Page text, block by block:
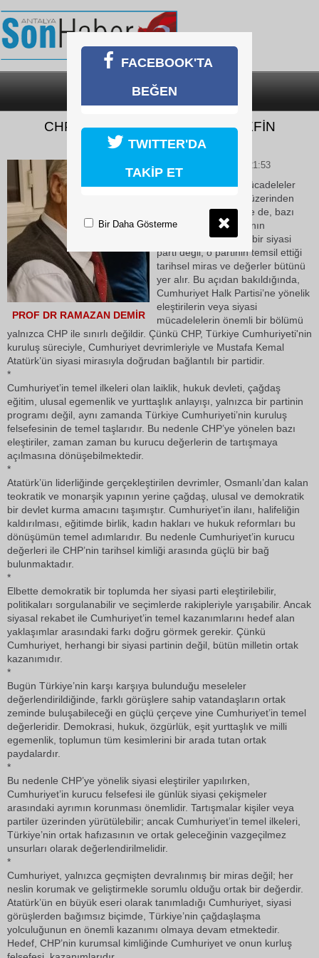
SON DAKİKA
CHP'YE YÖNELEN SİYASİ HEDEFİN
ARDINDAKİ GERÇEK
PROF DR RAMAZAN DEMİR
31 Mayıs 2026 Pazar 21:53
Türkiye’de siyasal mücadeleler
çoğu zaman partiler üzerinden
yürütülür gibi görünse de, bazı
dönemlerde tartışmanın
merkezinde yalnızca bir siyasi
parti değil, o partinin temsil ettiği
tarihsel miras ve değerler bütünü
yer alır. Bu açıdan bakıldığında,
Cumhuriyet Halk Partisi’ne yönelik
eleştirilerin veya siyasi
mücadelelerin önemli bir bölümü
yalnızca CHP ile sınırlı değildir. Çünkü CHP, Türkiye Cumhuriyeti'nin
kuruluş süreciyle, Cumhuriyet devrimleriyle ve Mustafa Kemal
Atatürk’ün siyasi mirasıyla doğrudan bağlantılı bir partidir.
*
Cumhuriyet’in temel ilkeleri olan laiklik, hukuk devleti, çağdaş
eğitim, ulusal egemenlik ve yurttaşlık anlayışı, yalnızca bir partinin
programı değil, aynı zamanda Türkiye Cumhuriyeti’nin kuruluş
felsefesinin de temel taşlarıdır. Bu nedenle CHP’ye yönelen bazı
eleştiriler, zaman zaman bu kurucu değerlerin de tartışmaya
açılmasına dönüşebilmektedir.
*
Atatürk’ün liderliğinde gerçekleştirilen devrimler, Osmanlı’dan kalan
teokratik ve monarşik yapının yerine çağdaş, ulusal ve demokratik
bir devlet kurma amacını taşımıştır. Cumhuriyet’in ilanı, halifeliğin
kaldırılması, eğitimde birlik, kadın hakları ve hukuk reformları bu
dönüşümün temel adımlarıdır. Bu nedenle Cumhuriyet’in kurucu
değerleri ile CHP’nin tarihsel kimliği arasında güçlü bir bağ
bulunmaktadır.
*
Elbette demokratik bir toplumda her siyasi parti eleştirilebilir,
politikaları sorgulanabilir ve seçimlerde rakipleriyle yarışabilir. Ancak
siyasal rekabet ile Cumhuriyet’in temel kazanımlarını hedef alan
yaklaşımlar arasındaki farkı doğru görmek gerekir. Çünkü
Cumhuriyet, herhangi bir siyasi partinin değil, bütün milletin ortak
kazanımıdır.
*
Bugün Türkiye’nin karşı karşıya bulunduğu meseleler
değerlendirildiğinde, farklı görüşlere sahip vatandaşların ortak
zeminde buluşabileceği en güçlü çerçeve yine Cumhuriyet’in temel
değerleridir. Demokrasi, hukuk, özgürlük, eşit yurttaşlık ve milli
egemenlik, toplumun tüm kesimlerini bir arada tutan ortak
paydalardır.
*
Bu nedenle CHP’ye yönelik siyasi eleştiriler yapılırken,
Cumhuriyet’in kurucu felsefesi ile günlük siyasi çekişmeler
arasındaki ayrımın korunması önemlidir. Tartışmalar kişiler veya
partiler üzerinden yürütülebilir; ancak Cumhuriyet’in temel ilkeleri,
Türkiye’nin ortak hafızasının ve ortak geleceğinin vazgeçilmez
unsurları olarak değerlendirilmelidir.
*
Cumhuriyet, yalnızca geçmişten devralınmış bir miras değil; her
neslin korumak ve geliştirmekle sorumlu olduğu ortak bir değerdir.
Atatürk’ün en büyük eseri olarak tanımladığı Cumhuriyet, siyasi
görüşlerden bağımsız biçimde, Türkiye’nin çağdaşlaşma
yolculuğunun en önemli kazanımı olmaya devam etmektedir.
Hedef, CHP’nin kurumsal kimliğinde Cumhuriyet ve onun kurluş
FACEBOOK'TA
BEĞEN
TWITTER'DA
TAKİP ET
Bir Daha Gösterme